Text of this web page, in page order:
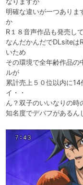
明確な違いが一つありま
か
R１８音声作品も発売し
なんだかんだでDLsiteは
いため
その環境で全年齢作品の
ルが
累計売上５０位以内に
イ・・
ん？双子のいいなりの時
知名度でデバフがあるん